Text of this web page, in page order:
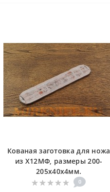
Кованая заготовка для ножа
из Х12МФ, размеры 200-
205х40х4мм.
0